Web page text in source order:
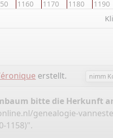
1160 1170 1180 1190
erstellt. nimm
bitte die Herkunft
genealogie-
1158)".